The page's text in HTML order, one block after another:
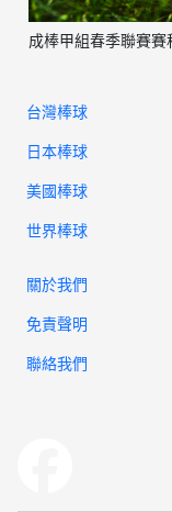
成棒甲組春季聯賽賽
台灣棒球
日本棒球
美國棒球
世界棒球
關於我們
免責聲明
聯絡我們